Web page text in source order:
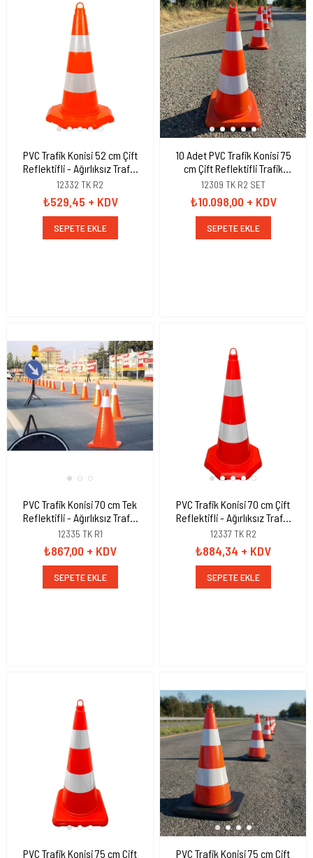
PVC Trafik Konisi 52 cm Çift
Reflektifli - Ağırlıksız Trafik
Dubası
12332 TK R2
₺529,45 + KDV
SEPETE EKLE
10 Adet PVC Trafik Konisi 75
cm Çift Reflektifli Trafik
Dubası
12309 TK R2 SET
₺10.098,00 + KDV
SEPETE EKLE
PVC Trafik Konisi 70 cm Tek
Reflektifli - Ağırlıksız Trafik
Dubası
12335 TK R1
₺867,00 + KDV
SEPETE EKLE
PVC Trafik Konisi 70 cm Çift
Reflektifli - Ağırlıksız Trafik
Dubası
12337 TK R2
₺884,34 + KDV
SEPETE EKLE
PVC Trafik Konisi 75 cm Çift
PVC Trafik Konisi 75 cm Çift